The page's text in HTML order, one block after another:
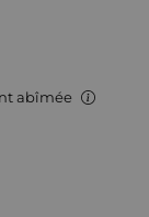
abîmée